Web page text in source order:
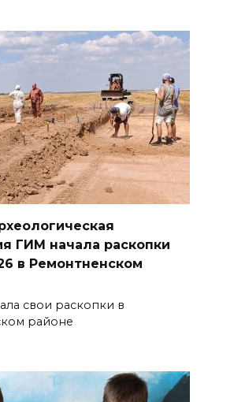
ГИМ начала раскопки
в Ремонтненском
свои раскопки в
районе